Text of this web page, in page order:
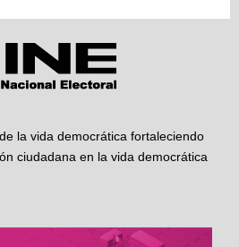
la vida democrática fortaleciendo
ciudadana en la vida democrática